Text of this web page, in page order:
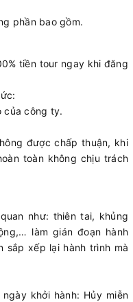
phần bao gồm.
tiền tour ngay khi đăng
của công ty.
được chấp thuận, khi
toàn không chịu trách
như: thiên tai, khủng
làm gián đoạn hành
sắp xếp lại hành trình mà
khởi hành: Hủy miễn